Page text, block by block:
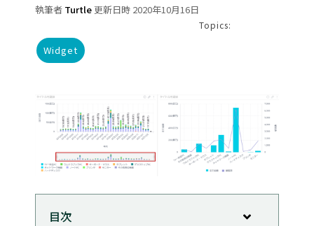
執筆者 Turtle更新日時 2020年10月16日
Topics:
Widget
目次